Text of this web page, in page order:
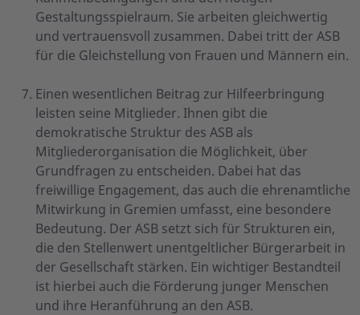
Gestaltungsspielraum. Sie arbeiten gleichwertig
und vertrauensvoll zusammen. Dabei tritt der ASB
für die Gleichstellung von Frauen und Männern ein.
Einen wesentlichen Beitrag zur Hilfeerbringung
leisten seine Mitglieder. Ihnen gibt die
demokratische Struktur des ASB als
Mitgliederorganisation die Möglichkeit, über
Grundfragen zu entscheiden. Dabei hat das
freiwillige Engagement, das auch die ehrenamtliche
Mitwirkung in Gremien umfasst, eine besondere
Bedeutung. Der ASB setzt sich für Strukturen ein,
die den Stellenwert unentgeltlicher Bürgerarbeit in
der Gesellschaft stärken. Ein wichtiger Bestandteil
ist hierbei auch die Förderung junger Menschen
und ihre Heranführung an den ASB.